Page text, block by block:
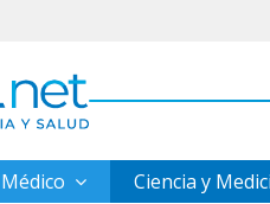
Ciencia y